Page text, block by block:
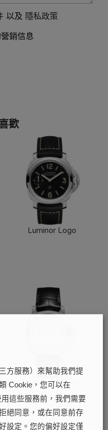
以及 隱私政策
銷信息
歡
Luminor Logo
Luminor Marina
了解更多
方服務）來幫助我們提
Cookie，您可以在
這些服務前，我們需要
絕同意，或在同意前存
設定。您的偏好設定僅